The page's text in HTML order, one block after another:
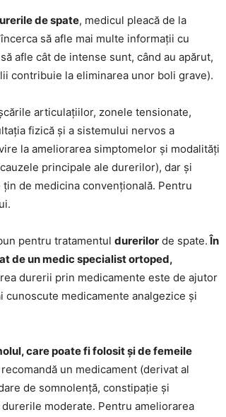
de spate, medicul pleacă de la
să afle mai multe informații cu
afle cât de intense sunt, când au apărut,
contribuie la eliminarea unor boli grave).
articulațiilor, zonele tensionate,
fizică și a sistemului nervos a
la ameliorarea simptomelor și modalități
principale ale durerilor), dar și
de medicina convențională. Pentru
pentru tratamentul durerilor de spate.În
de un medic specialist ortoped,
durerii prin medicamente este de ajutor
medicamente analgezice și
care poate fi folosit și de femeile
un medicament (derivat al
de somnolență, constipație și
moderate. Pentru ameliorarea